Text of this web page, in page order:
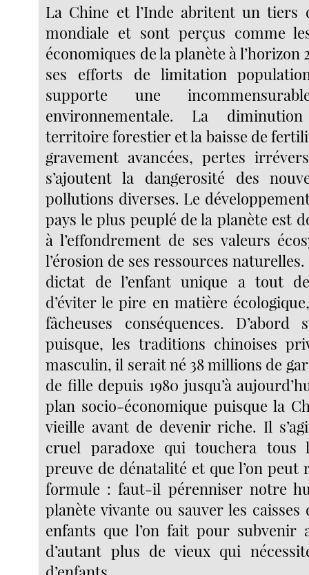
La Chine et l’Inde abritent un tiers
mondiale et sont perçus comme
économiques de la planète à l’horizon
ses efforts de limitation
supporte une
environnementale. La
territoire forestier et la baisse de
gravement avancées, pertes
s’ajoutent la dangerosité des
pollutions diverses. Le
pays le plus peuplé de la planète est
à l’effondrement de ses valeurs
l’érosion de ses ressources
dictat de l’enfant unique a tout
d’éviter le pire en matière
fâcheuses conséquences.
puisque, les traditions chinoises
masculin, il serait né 38 millions de
de fille depuis 1980 jusqu’à
plan socio-économique puisque la
vieille avant de devenir riche. Il
cruel paradoxe qui touchera tous
preuve de dénatalité et que l’on peut
formule : faut-il pérenniser notre
planète vivante ou sauver les
enfants que l’on fait pour subvenir
d’autant plus de vieux qui